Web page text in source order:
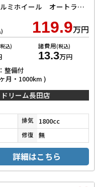
S ETC バックカメラ ナビ TV アルミホイール オートライト HID スマートキー 電動格納ミラー CVT 盗難防止システム 衝突安全ボディ ABS ESC CD DVD再生
119.9万円
込) 諸費用(税込)
13.3万円
整備付
月・1000km )
ドリーム長田店
排気 1800cc
修復 無
詳細はこちら